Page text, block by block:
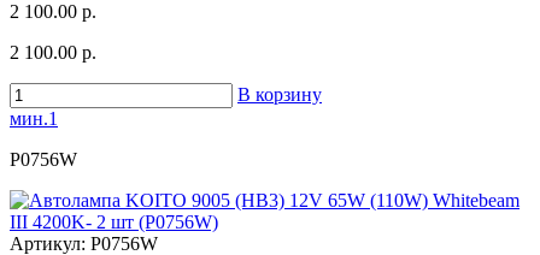
2 100.00 р.
2 100.00 р.
В корзину
мин.1
P0756W
Артикул: P0756W